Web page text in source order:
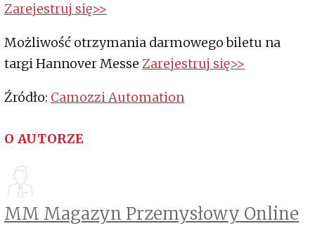
Zarejestruj się>>
Możliwość otrzymania darmowego biletu na
targi Hannover Messe Zarejestruj się>>
Źródło: Camozzi Automation
O AUTORZE
MM Magazyn Przemysłowy Online